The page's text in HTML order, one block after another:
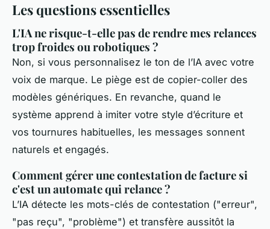
Les questions essentielles
L'IA ne risque-t-elle pas de rendre mes relances
trop froides ou robotiques ?
Non, si vous personnalisez le ton de l’IA avec votre
voix de marque. Le piège est de copier-coller des
modèles génériques. En revanche, quand le
système apprend à imiter votre style d’écriture et
vos tournures habituelles, les messages sonnent
naturels et engagés.
Comment gérer une contestation de facture si
c'est un automate qui relance ?
L’IA détecte les mots-clés de contestation ("erreur",
"pas reçu", "problème") et transfère aussitôt la